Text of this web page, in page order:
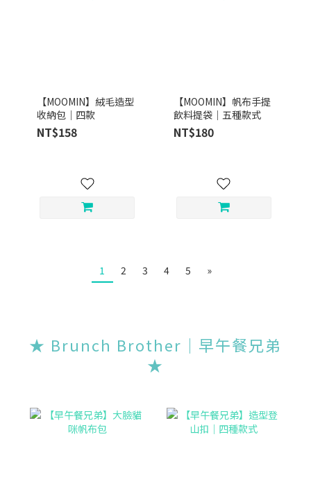
【MOOMIN】絨毛造型
收納包｜四款
NT$158
【MOOMIN】帆布手提
飲料提袋｜五種款式
NT$180
1 2 3 4 5 »
★ Brunch Brother｜早午餐兄弟
★